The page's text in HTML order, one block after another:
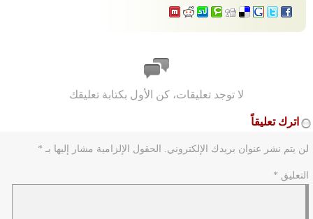
لا توجد تعليقات، كن الأول بكتابة تعليقك
اترك تعليقاً
لن يتم نشر عنوان بريدك الإلكتروني. الحقول الإلزامية مشار إليها بـ *
التعليق *